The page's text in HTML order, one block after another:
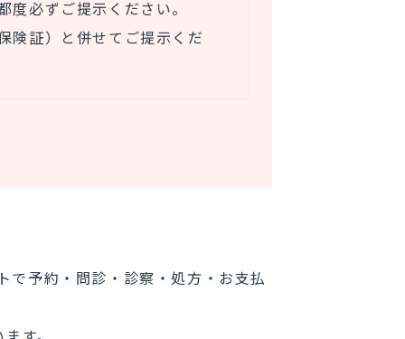
必ずご提示ください。
険証）と併せてご提示くだ
で予約・問診・診察・処方・お支払